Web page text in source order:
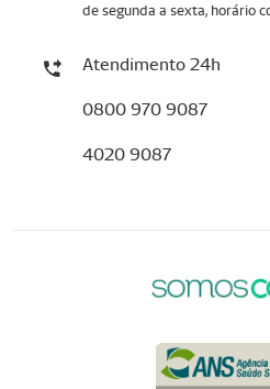
de segunda a sexta, horário
Atendimento 24h
0800 970 9087
4020 9087